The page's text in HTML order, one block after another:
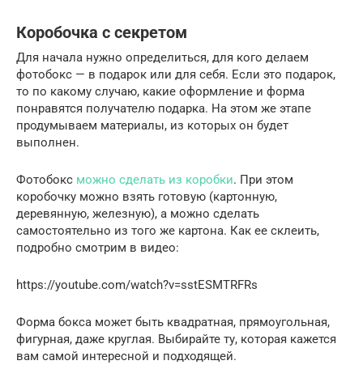
Коробочка с секретом
Для начала нужно определиться, для кого делаем
фотобокс — в подарок или для себя. Если это подарок,
то по какому случаю, какие оформление и форма
понравятся получателю подарка. На этом же этапе
продумываем материалы, из которых он будет
выполнен.
Фотобокс можно сделать из коробки. При этом
коробочку можно взять готовую (картонную,
деревянную, железную), а можно сделать
самостоятельно из того же картона. Как ее склеить,
подробно смотрим в видео:
https://youtube.com/watch?v=sstESMTRFRs
Форма бокса может быть квадратная, прямоугольная,
фигурная, даже круглая. Выбирайте ту, которая кажется
вам самой интересной и подходящей.